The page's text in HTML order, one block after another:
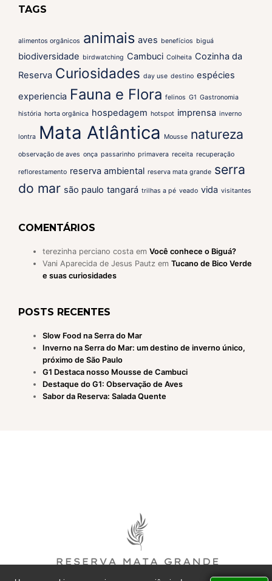
TAGS
alimentos orgânicos animais aves benefícios biguá
biodiversidade birdwatching Cambuci Colheita Cozinha da
Reserva Curiosidades day use destino espécies
experiencia Fauna e Flora felinos G1 Gastronomia
história horta orgânica hospedagem hotspot imprensa inverno
lontra Mata Atlântica Mousse natureza
observação de aves onça passarinho primavera receita recuperação
reflorestamento reserva ambiental reserva mata grande serra
do mar são paulo tangará trilhas a pé veado vida visitantes
COMENTÁRIOS
terezinha perciano costa em Você conhece o Biguá?
Vani Aparecida de Jesus Pautz em Tucano de Bico Verde
e suas curiosidades
POSTS RECENTES
Slow Food na Serra do Mar
Inverno na Serra do Mar: um destino de inverno único,
próximo de São Paulo
G1 Destaca nosso Mousse de Cambuci
Destaque do G1: Observação de Aves
Sabor da Reserva: Salada Quente